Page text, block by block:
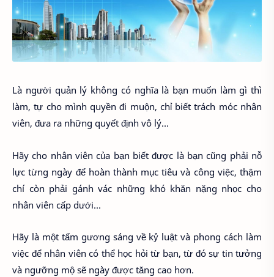
Là người quản lý không có nghĩa là bạn muốn làm gì thì
làm, tự cho mình quyền đi muộn, chỉ biết trách móc nhân
viên, đưa ra những quyết định vô lý...
Hãy cho nhân viên của bạn biết được là bạn cũng phải nỗ
lực từng ngày để hoàn thành mục tiêu và công việc, thậm
chí còn phải gánh vác những khó khăn nặng nhọc cho
nhân viên cấp dưới...
Hãy là một tấm gương sáng về kỷ luật và phong cách làm
việc để nhân viên có thể học hỏi từ bạn, từ đó sự tin tưởng
và ngưỡng mộ sẽ ngày được tăng cao hơn.